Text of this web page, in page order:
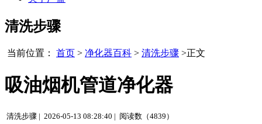
清洗步骤
当前位置： 首页 > 净化器百科 > 清洗步骤 >正文
吸油烟机管道净化器
清洗步骤 | 2026-05-13 08:28:40 | 阅读数（4839）